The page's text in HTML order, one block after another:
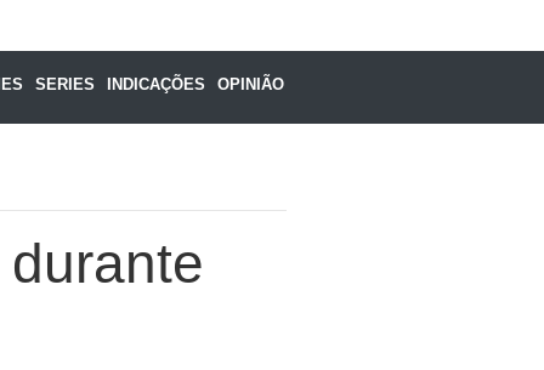
SERIES INDICAÇÕES OPINIÃO